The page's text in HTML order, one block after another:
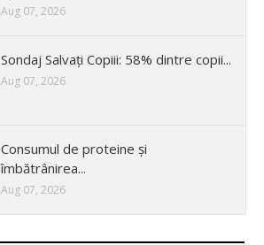
Aug 07, 2026
Sondaj Salvați Copiii: 58% dintre copii...
Aug 07, 2026
Consumul de proteine și
îmbătrânirea...
Aug 07, 2026